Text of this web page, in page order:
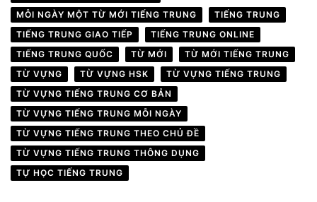
MỖI NGÀY MỘT TỪ MỚI TIẾNG TRUNG
TIẾNG TRUNG
TIẾNG TRUNG GIAO TIẾP
TIẾNG TRUNG ONLINE
TIẾNG TRUNG QUỐC
TỪ MỚI
TỪ MỚI TIẾNG TRUNG
TỪ VỰNG
TỪ VỰNG HSK
TỪ VỰNG TIẾNG TRUNG
TỪ VỰNG TIẾNG TRUNG CƠ BẢN
TỪ VỰNG TIẾNG TRUNG MỖI NGÀY
TỪ VỰNG TIẾNG TRUNG THEO CHỦ ĐỀ
TỪ VỰNG TIẾNG TRUNG THÔNG DỤNG
TỰ HỌC TIẾNG TRUNG